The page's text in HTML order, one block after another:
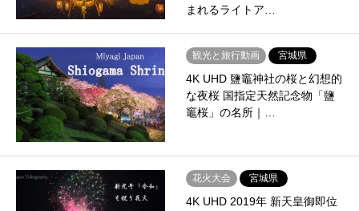
まれるライトア…
観光と旅行動画 宮城県
4K UHD 鹽竈神社の桜と幻想的
な夜桜 国指定天然記念物「鹽
竈桜」の名所｜…
花火大会 宮城県
4K UHD 2019年 新天皇御即位